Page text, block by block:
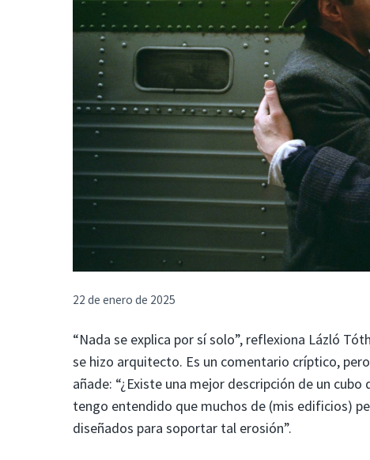
22 de enero de 2025
“Nada se explica por sí solo”, reflexiona Lázló
se hizo arquitecto. Es un comentario críptico,
añade: “¿Existe una mejor descripción de un
tengo entendido que muchos de (mis edificios)
diseñados para soportar tal erosión”.